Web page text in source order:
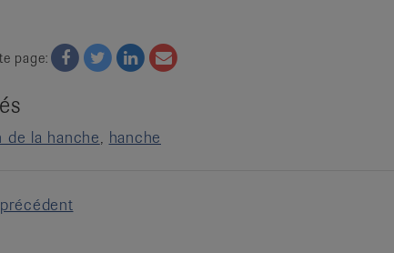
page: Facebook
TwitterTwitterEmail
de la hanche hanche